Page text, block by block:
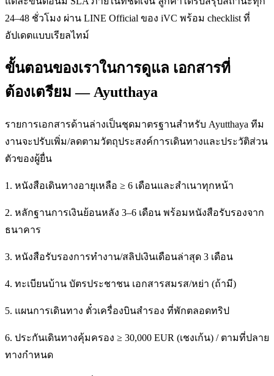
24–48 ชั่วโมง ผ่าน LINE Official ของ iVC พร้อม checklist ที่
อัปเดตแบบเรียลไทม์
ขั้นตอนของเราในการดูแล เอกสารที่
ต้องเตรียม — Ayutthaya
รายการเอกสารด้านล่างเป็นชุดมาตรฐานสำหรับ Ayutthaya ทีม
งานจะปรับเพิ่ม/ลดตามวัตถุประสงค์การเดินทางและประวัติส่วน
ตัวของผู้ยื่น
1. หนังสือเดินทางอายุเหลือ ≥ 6 เดือนและสำเนาทุกหน้า
2. หลักฐานการเงินย้อนหลัง 3–6 เดือน พร้อมหนังสือรับรองจาก
ธนาคาร
3. หนังสือรับรองการทำงาน/สลิปเงินเดือนล่าสุด 3 เดือน
4. ทะเบียนบ้าน บัตรประชาชน เอกสารสมรส/หย่า (ถ้ามี)
5. แผนการเดินทาง ตั๋วเครื่องบินสำรอง ที่พักตลอดทริป
6. ประกันเดินทางคุ้มครอง ≥ 30,000 EUR (เชงเก้น) / ตามที่ปลาย
ทางกำหนด